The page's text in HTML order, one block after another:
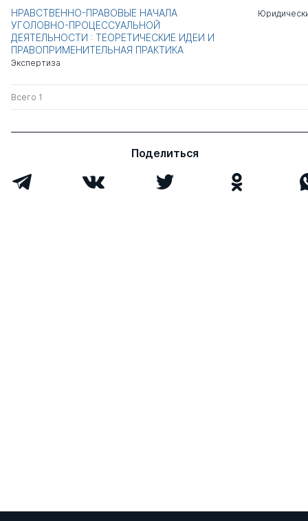
НРАВСТВЕННО-ПРАВОВЫЕ НАЧАЛА
УГОЛОВНО-ПРОЦЕССУАЛЬНОЙ
ДЕЯТЕЛЬНОСТИ : ТЕОРЕТИЧЕСКИЕ ИДЕИ И
ПРАВОПРИМЕНИТЕЛЬНАЯ ПРАКТИКА
Экспертиза
Всего 1
Поделиться